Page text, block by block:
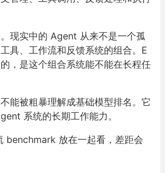
现实中的 Agent 从来不是一个孤
具、工作流和反馈系统的组合。E
，是这个组合系统能不能在长程任
能被粗暴理解成基础模型排名。它
系统的长期工作能力。
benchmark 放在一起看，差距会